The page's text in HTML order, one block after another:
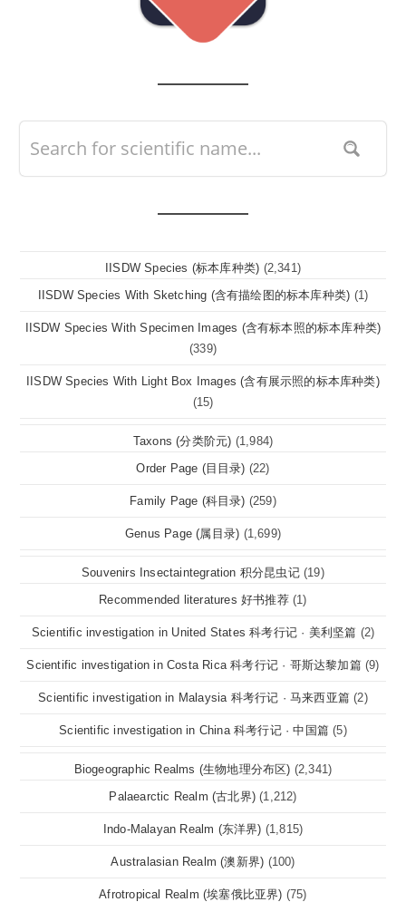
IISDW Species (标本库种类) (2,341)
IISDW Species With Sketching (含有描绘图的标本库种类) (1)
IISDW Species With Specimen Images (含有标本照的标本库种类)
(339)
IISDW Species With Light Box Images (含有展示照的标本库种类)
(15)
Taxons (分类阶元) (1,984)
Order Page (目目录) (22)
Family Page (科目录) (259)
Genus Page (属目录) (1,699)
Souvenirs Insectaintegration 积分昆虫记 (19)
Recommended literatures 好书推荐 (1)
Scientific investigation in United States 科考行记 · 美利坚篇 (2)
Scientific investigation in Costa Rica 科考行记 · 哥斯达黎加篇 (9)
Scientific investigation in Malaysia 科考行记 · 马来西亚篇 (2)
Scientific investigation in China 科考行记 · 中国篇 (5)
Biogeographic Realms (生物地理分布区) (2,341)
Palaearctic Realm (古北界) (1,212)
Indo-Malayan Realm (东洋界) (1,815)
Australasian Realm (澳新界) (100)
Afrotropical Realm (埃塞俄比亚界) (75)